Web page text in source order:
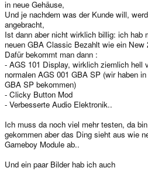
in neue Gehäuse,
Und je nachdem was der Kunde will,
angebracht,
Ist dann aber nicht wirklich billig: ich hab
neuen GBA Classic Bezahlt wie ein
Dafür bekommt man dann :
- AGS 101 Display, wirklich ziemlich hell
normalen AGS 001 GBA SP (wir haben
GBA SP bekommen)
- Clicky Button Mod
- Verbesserte Audio Elektronik..
Ich muss da noch viel mehr testen, da
gekommen aber das Ding sieht aus wie
Gameboy Module ab..
Und ein paar Bilder hab ich auch